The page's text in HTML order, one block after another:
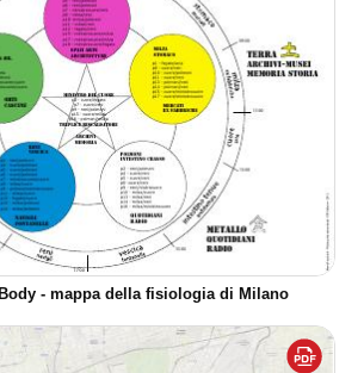
- mappa della fisiologia di Milano